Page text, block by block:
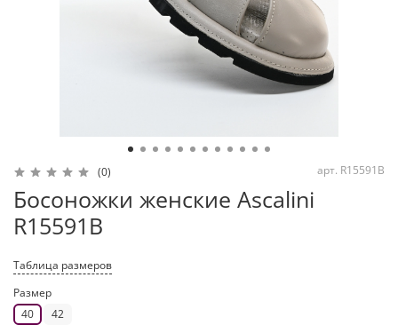
(0) арт. R15591B
Босоножки женские Ascalini
R15591B
Таблица размеров
Размер
40
42